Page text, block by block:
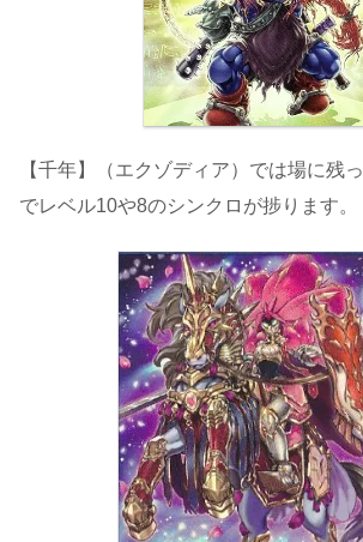
【千年】（エクゾディア）では場に残
でレベル10や8のシンクロが捗ります。